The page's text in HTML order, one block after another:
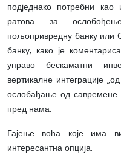
подједнако потребни
ратова за
пољопривредну банку
банку, како је
управо бескаматни
вертикалне интеграције
ослобађање од савремене
пред нама.
Гајење воћа које има
интересантна опција.